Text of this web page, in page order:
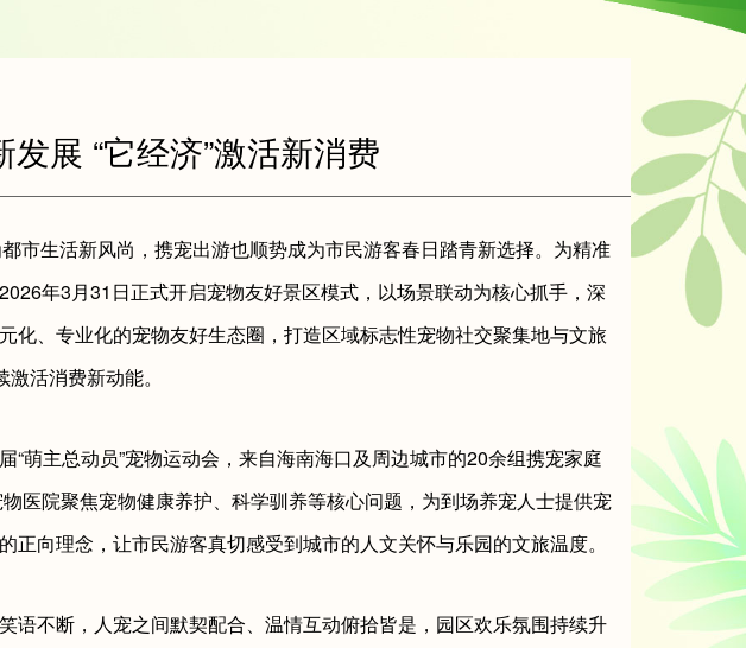
展 “它经济”激活新消费
市生活新风尚，携宠出游也顺势成为市民游客春日踏青新选择。为精准
年3月31日正式开启宠物友好景区模式，以场景联动为核心抓手，深
、专业化的宠物友好生态圈，打造区域标志性宠物社交聚集地与文旅
活消费新动能。
萌主总动员”宠物运动会，来自海南海口及周边城市的20余组携宠家庭
医院聚焦宠物健康养护、科学驯养等核心问题，为到场养宠人士提供宠
向理念，让市民游客真切感受到城市的人文关怀与乐园的文旅温度。
不断，人宠之间默契配合、温情互动俯拾皆是，园区欢乐氛围持续升